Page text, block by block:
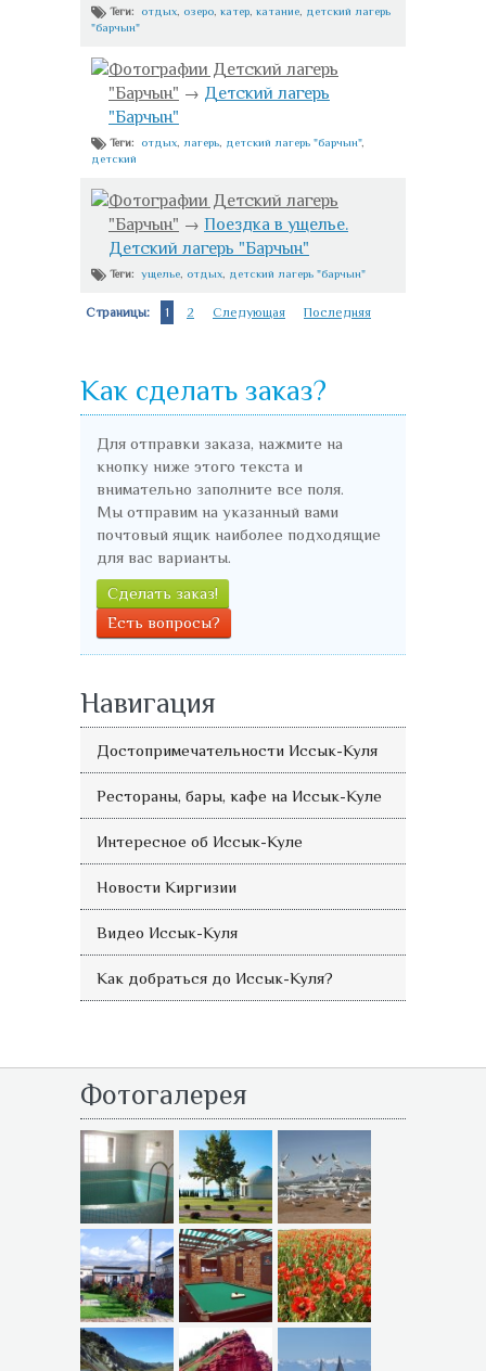
Теги: отдых озеро катер катание детский лагерь
"барчын"
Фотографии Детский лагерь
"Барчын" → Детский лагерь
"Барчын"
Теги: отдых лагерь детский лагерь "барчын",
детский
Фотографии Детский лагерь
"Барчын" → Поездка в ущелье.
Детский лагерь "Барчын"
Теги: ущелье отдых детский лагерь "барчын"
Страницы: 1 2 Следующая Последняя
Как сделать заказ?
Для отправки заказа, нажмите на
кнопку ниже этого текста и
внимательно заполните все поля.
Мы отправим на указанный вами
почтовый ящик наиболее подходящие
для вас варианты.
Сделать заказ!
Есть вопросы?
Навигация
Достопримечательности Иссык-Куля
Рестораны, бары, кафе на Иссык-Куле
Интересное об Иссык-Куле
Новости Киргизии
Видео Иссык-Куля
Как добраться до Иссык-Куля?
Фотогалерея